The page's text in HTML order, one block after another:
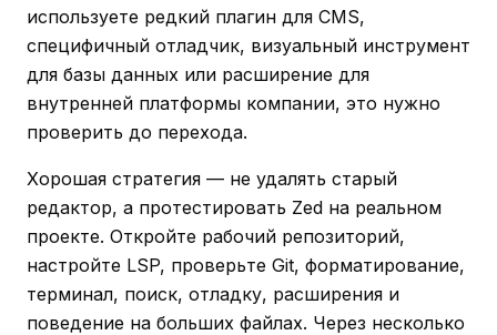
используете редкий плагин для CMS,
специфичный отладчик, визуальный инструмент
для базы данных или расширение для
внутренней платформы компании, это нужно
проверить до перехода.
Хорошая стратегия — не удалять старый
редактор, а протестировать Zed на реальном
проекте. Откройте рабочий репозиторий,
настройте LSP, проверьте Git, форматирование,
терминал, поиск, отладку, расширения и
поведение на больших файлах. Через несколько